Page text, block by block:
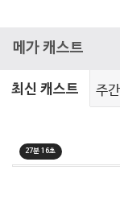
메가 캐스트
최신 캐스트 주
27분 16초